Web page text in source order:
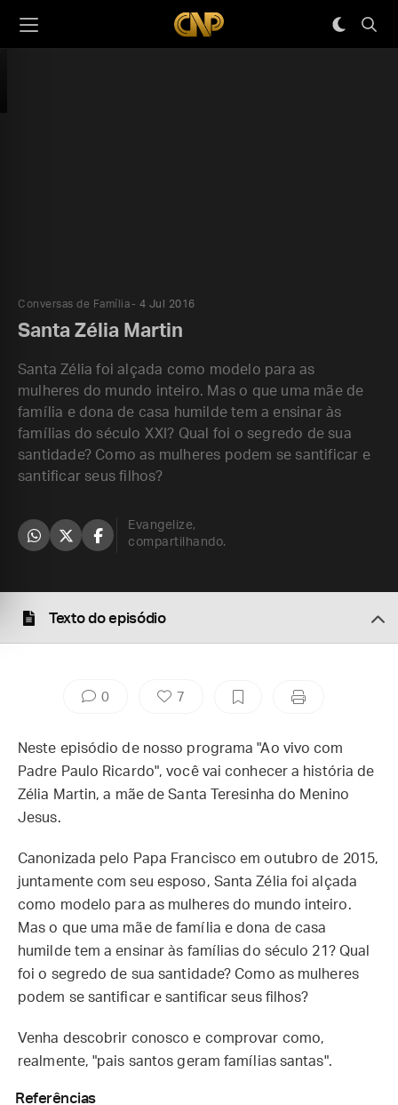
Conversas de Família 4 Jul 2016
Santa Zélia Martin
Santa Zélia foi alçada como modelo para as
mulheres do mundo inteiro. Mas o que uma mãe de
família e dona de casa humilde tem a ensinar às
famílias do século XXI? Qual foi o segredo de sua
santidade? Como as mulheres podem se santificar e
santificar seus filhos?
Evangelize,
compartilhando.
Texto do episódio
0 7
Neste episódio de nosso programa "Ao vivo com
Padre Paulo Ricardo", você vai conhecer a história de
Zélia Martin, a mãe de Santa Teresinha do Menino
Jesus.
Canonizada pelo Papa Francisco em outubro de 2015,
juntamente com seu esposo, Santa Zélia foi alçada
como modelo para as mulheres do mundo inteiro.
Mas o que uma mãe de família e dona de casa
humilde tem a ensinar às famílias do século 21? Qual
foi o segredo de sua santidade? Como as mulheres
podem se santificar e santificar seus filhos?
Venha descobrir conosco e comprovar como,
realmente, "pais santos geram famílias santas".
Referências